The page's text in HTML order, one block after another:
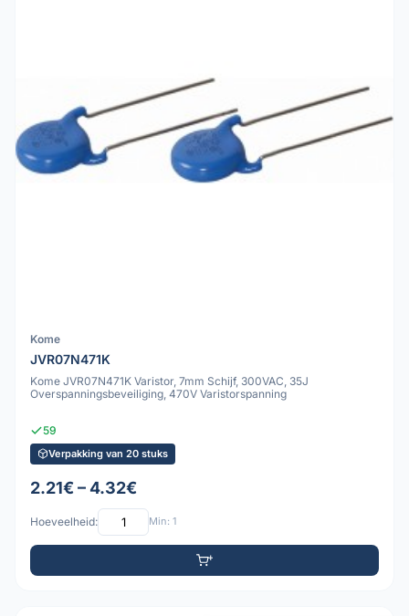
Kome
JVR07N471K
Kome JVR07N471K Varistor, 7mm Schijf, 300VAC, 35J
Overspanningsbeveiliging, 470V Varistorspanning
59
Verpakking van 20 stuks
2.21€ – 4.32€
Hoeveelheid: Min: 1